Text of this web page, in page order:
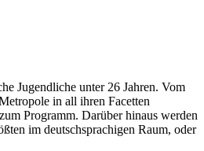
Jugendliche unter 26 Jahren. Vom
in all ihren Facetten
Programm. Darüber hinaus werden
im deutschsprachigen Raum, oder